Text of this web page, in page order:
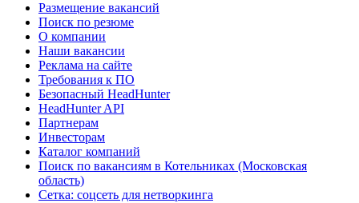
Размещение вакансий
Поиск по резюме
О компании
Наши вакансии
Реклама на сайте
Требования к ПО
Безопасный HeadHunter
HeadHunter API
Партнерам
Инвесторам
Каталог компаний
Поиск по вакансиям в Котельниках (Московская
область)
Сетка: соцсеть для нетворкинга